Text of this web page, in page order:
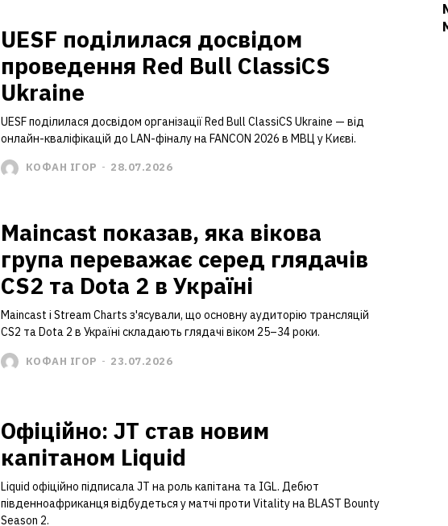
UESF поділилася досвідом
проведення Red Bull ClassiCS
Ukraine
UESF поділилася досвідом організації Red Bull ClassiCS Ukraine — від
онлайн-кваліфікацій до LAN-фіналу на FANCON 2026 в МВЦ у Києві.
КОФАН ІГОР - 28.07.2026
Maincast показав, яка вікова
група переважає серед глядачів
CS2 та Dota 2 в Україні
Maincast і Stream Charts з'ясували, що основну аудиторію трансляцій
CS2 та Dota 2 в Україні складають глядачі віком 25–34 роки.
КОФАН ІГОР - 23.07.2026
Офіційно: JT став новим
капітаном Liquid
Liquid офіційно підписала JT на роль капітана та IGL. Дебют
південноафриканця відбудеться у матчі проти Vitality на BLAST Bounty
Season 2.